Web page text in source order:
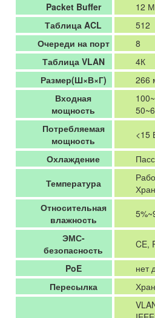
Packet Buffer
12
Таблица ACL
512
Очереди на порт
8
Таблица VLAN
4К
Размер(Ш×В×Г)
266
Входная
мощность
Потребляемая
мощность
<15
Охлаждение
Температура
Относительная
влажность
ЭМС-
безопасность
CE,
PoE
нет
Пересылка